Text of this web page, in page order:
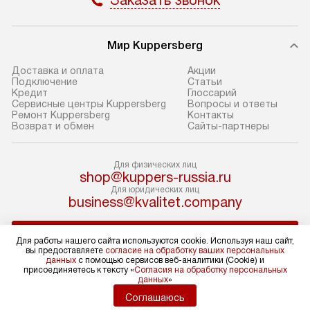
В оговоренный день служба
требуется перенос прибора
до двери квартиры или до места
установки, предварительно
согласуйте это с менеджером.
За данную услугу взимается
они не позволяют пронести его
через дверной проем,
то сотрудники транспортной
службы не смогут демонтировать
дверцы, ручки или другие
выступающие элементы, так как это
может повлечь отказ в проведении
гарантийного ремонта в будущем.
Перед заказом удостоверьтесь, что
нишу или на
консультация
В стандартную
не входят:
коммуникаций,
материалы,
Мир Kuppersberg
Доставка и оплата
Подключение
Кредит
Сервисные центры Kuppersberg
Ремонт Kuppersberg
Возврат и обмен
Акции
Cтатьи
Глоссарий
Вопросы и ответы
Контакты
Сайты-партнеры
Для физических лиц
shop@kuppers-russia.ru
Для юридических лиц
business@kvalitet.company
Политика конфиденциальности
Условия продажи
Карта сайта
Для работы нашего сайта используются cookie. Используя наш сайт,
вы предоставляете согласие на обработку ваших персональных
данных с помощью сервисов веб-аналитики (Cookie) и
присоединяетесь к тексту «Согласия на обработку персональных
данных»
Соглашаюсь